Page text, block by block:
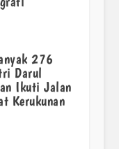
276
Darul
Ikuti Jalan
Kerukunan